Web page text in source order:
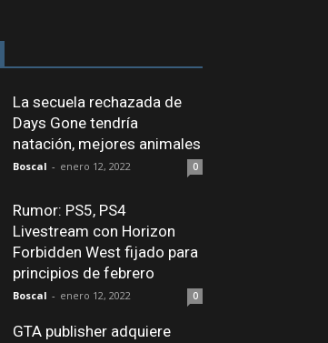
La secuela rechazada de
Days Gone tendría
natación, mejores animales
Boscal - enero 12, 2022 0
Rumor: PS5, PS4
Livestream con Horizon
Forbidden West fijado para
principios de febrero
Boscal - enero 12, 2022 0
GTA publisher adquiere